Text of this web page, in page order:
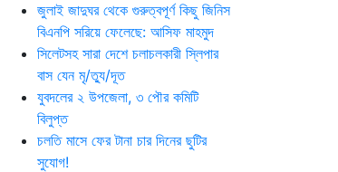
জুলাই জাদুঘর থেকে গুরুত্বপূর্ণ কিছু জিনিস
বিএনপি সরিয়ে ফেলেছে: আসিফ মাহমুদ
সিলেটসহ সারা দেশে চলাচলকারী স্লিপার
বাস যেন মৃ/ত্যু/দূত
যুবদলের ২ উপজেলা, ৩ পৌর কমিটি
বিলুপ্ত
চলতি মাসে ফের টানা চার দিনের ছুটির
সুযোগ!